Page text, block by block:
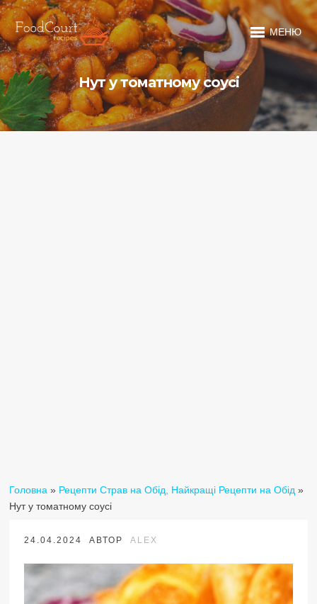
МЕНЮ
Нут у томатному соусі
Головна » Рецепти Страв на Обід, Найкращі Рецепти на Обід »
Нут у томатному соусі
24.04.2024 АВТОР ALEX